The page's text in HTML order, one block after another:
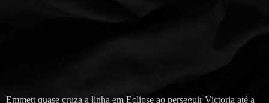
Emmett quase cruza a linha em Eclipse ao perseguir Victoria até a